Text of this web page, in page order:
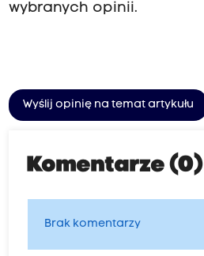
wybranych opinii.
Wyślij opinię na temat artykułu
Komentarze (0)
Brak komentarzy